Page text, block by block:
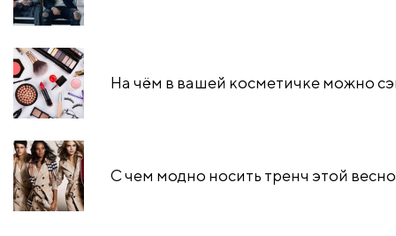
На чём в вашей косметичке можно
С чем модно носить тренч этой